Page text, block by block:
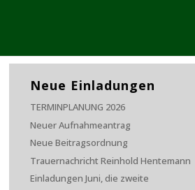
Neue Einladungen
TERMINPLANUNG 2026
Neuer Aufnahmeantrag
Neue Beitragsordnung
Trauernachricht Reinhold Hentemann
Einladungen Juni, die zweite